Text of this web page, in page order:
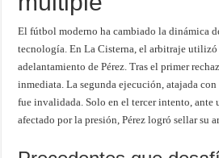
El fútbol moderno ha cambiado la dinámica
tecnología. En La Cisterna, el arbitraje
adelantamiento de Pérez. Tras el primer
inmediata. La segunda ejecución, atajada
fue invalidada. Solo en el tercer intento, ante
afectado por la presión, Pérez logró sellar su